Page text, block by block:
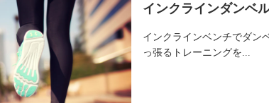
インクラインダンベ
インクラインベンチでダン
っ張るトレーニングを...